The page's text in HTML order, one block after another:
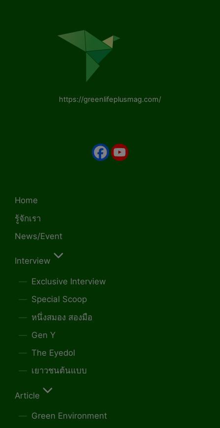
https://greenlifeplusmag.com/
Home
รู้จักเรา
News/Event
Interview
Exclusive Interview
Special Scoop
หนึ่งสมอง สองมือ
Gen Y
The Eyedol
เยาวชนต้นแบบ
Article
Green Environment